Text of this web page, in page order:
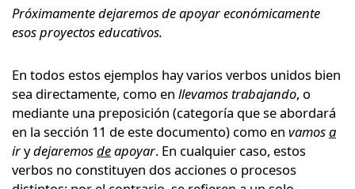
Próximamente dejaremos de apoyar económicamente
esos proyectos educativos.
En todos estos ejemplos hay varios verbos unidos bien
sea directamente, como en llevamos trabajando, o
mediante una preposición (categoría que se abordará
en la sección 11 de este documento) como en vamosa
irydejaremosdeapoyar. En cualquier caso, estos
verbos no constituyen dos acciones o procesos